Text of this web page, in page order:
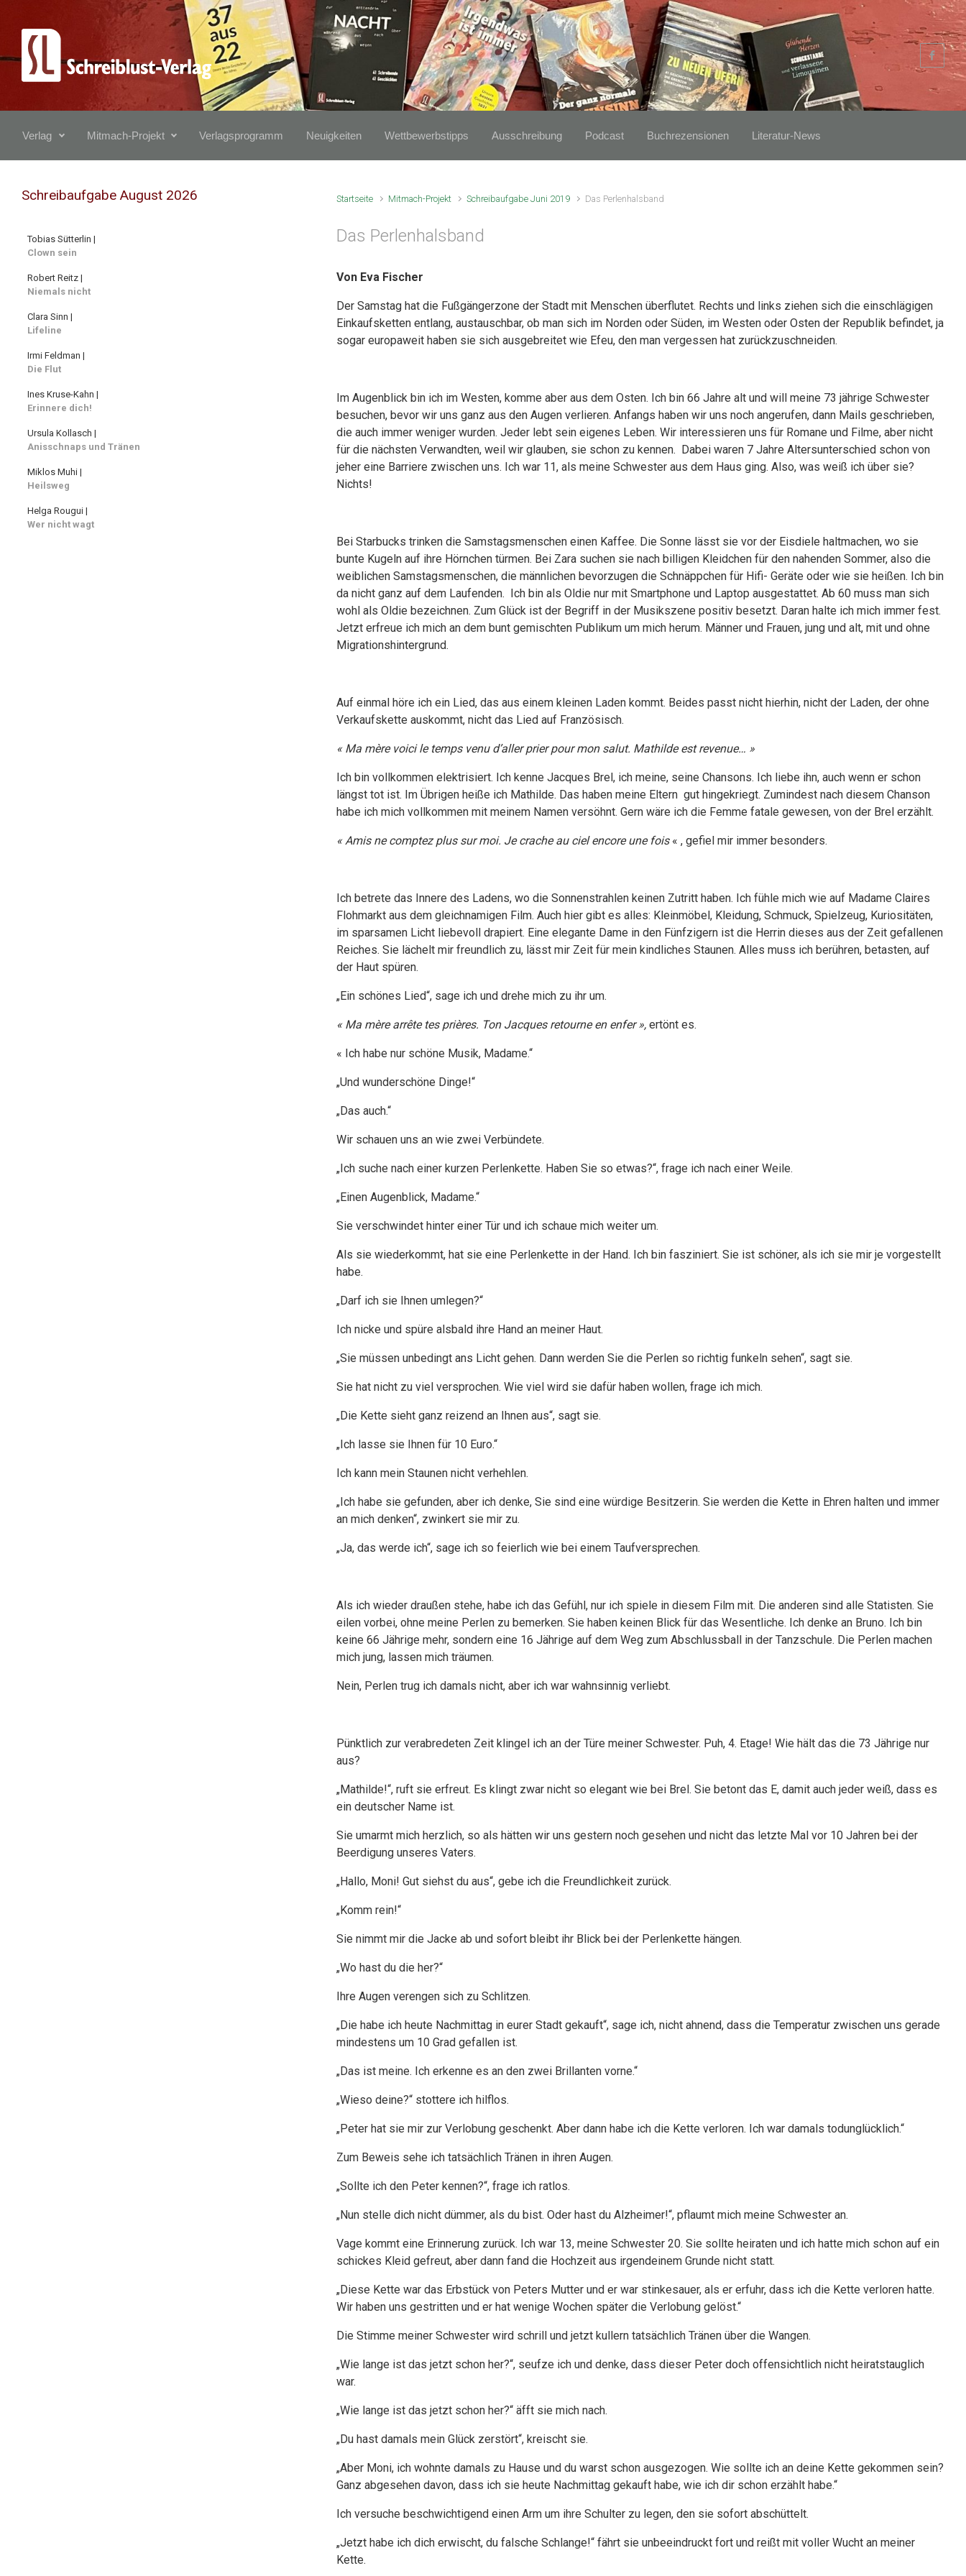
Zum Hauptinhalt springen
Verlag Mitmach-Projekt Verlagsprogramm Neuigkeiten Wettbewerbstipps Ausschreibung Podcast Buchrezensionen Literatur-News
Startseite Mitmach-Projekt Schreibaufgabe Juni 2019 Das Perlenhalsband
Das Perlenhalsband
Von Eva Fischer
Der Samstag hat die Fußgängerzone der Stadt mit Menschen überflutet. Rechts und links ziehen sich die einschlägigen
Einkaufsketten entlang, austauschbar, ob man sich im Norden oder Süden, im Westen oder Osten der Republik befindet, ja
sogar europaweit haben sie sich ausgebreitet wie Efeu, den man vergessen hat zurückzuschneiden.
Im Augenblick bin ich im Westen, komme aber aus dem Osten. Ich bin 66 Jahre alt und will meine 73 jährige Schwester
besuchen, bevor wir uns ganz aus den Augen verlieren. Anfangs haben wir uns noch angerufen, dann Mails geschrieben,
die auch immer weniger wurden. Jeder lebt sein eigenes Leben. Wir interessieren uns für Romane und Filme, aber nicht
für die nächsten Verwandten, weil wir glauben, sie schon zu kennen. Dabei waren 7 Jahre Altersunterschied schon von
jeher eine Barriere zwischen uns. Ich war 11, als meine Schwester aus dem Haus ging. Also, was weiß ich über sie?
Nichts!
Bei Starbucks trinken die Samstagsmenschen einen Kaffee. Die Sonne lässt sie vor der Eisdiele haltmachen, wo sie
bunte Kugeln auf ihre Hörnchen türmen. Bei Zara suchen sie nach billigen Kleidchen für den nahenden Sommer, also die
weiblichen Samstagsmenschen, die männlichen bevorzugen die Schnäppchen für Hifi- Geräte oder wie sie heißen. Ich bin
da nicht ganz auf dem Laufenden. Ich bin als Oldie nur mit Smartphone und Laptop ausgestattet. Ab 60 muss man sich
wohl als Oldie bezeichnen. Zum Glück ist der Begriff in der Musikszene positiv besetzt. Daran halte ich mich immer fest.
Jetzt erfreue ich mich an dem bunt gemischten Publikum um mich herum. Männer und Frauen, jung und alt, mit und ohne
Migrationshintergrund.
Auf einmal höre ich ein Lied, das aus einem kleinen Laden kommt. Beides passt nicht hierhin, nicht der Laden, der ohne
Verkaufskette auskommt, nicht das Lied auf Französisch.
« Ma mère voici le temps venu d’aller prier pour mon salut. Mathilde est revenue… »
Ich bin vollkommen elektrisiert. Ich kenne Jacques Brel, ich meine, seine Chansons. Ich liebe ihn, auch wenn er schon
längst tot ist. Im Übrigen heiße ich Mathilde. Das haben meine Eltern gut hingekriegt. Zumindest nach diesem Chanson
habe ich mich vollkommen mit meinem Namen versöhnt. Gern wäre ich die Femme fatale gewesen, von der Brel erzählt.
« Amis ne comptez plus sur moi. Je crache au ciel encore une fois« , gefiel mir immer besonders.
Ich betrete das Innere des Ladens, wo die Sonnenstrahlen keinen Zutritt haben. Ich fühle mich wie auf Madame Claires
Flohmarkt aus dem gleichnamigen Film. Auch hier gibt es alles: Kleinmöbel, Kleidung, Schmuck, Spielzeug, Kuriositäten,
im sparsamen Licht liebevoll drapiert. Eine elegante Dame in den Fünfzigern ist die Herrin dieses aus der Zeit gefallenen
Reiches. Sie lächelt mir freundlich zu, lässt mir Zeit für mein kindliches Staunen. Alles muss ich berühren, betasten, auf
der Haut spüren.
„Ein schönes Lied“, sage ich und drehe mich zu ihr um.
« Ma mère arrête tes prières. Ton Jacques retourne en enfer », ertönt es.
« Ich habe nur schöne Musik, Madame.“
„Und wunderschöne Dinge!“
„Das auch.“
Wir schauen uns an wie zwei Verbündete.
„Ich suche nach einer kurzen Perlenkette. Haben Sie so etwas?“, frage ich nach einer Weile.
„Einen Augenblick, Madame.“
Sie verschwindet hinter einer Tür und ich schaue mich weiter um.
Als sie wiederkommt, hat sie eine Perlenkette in der Hand. Ich bin fasziniert. Sie ist schöner, als ich sie mir je vorgestellt
habe.
„Darf ich sie Ihnen umlegen?“
Ich nicke und spüre alsbald ihre Hand an meiner Haut.
„Sie müssen unbedingt ans Licht gehen. Dann werden Sie die Perlen so richtig funkeln sehen“, sagt sie.
Sie hat nicht zu viel versprochen. Wie viel wird sie dafür haben wollen, frage ich mich.
„Die Kette sieht ganz reizend an Ihnen aus“, sagt sie.
„Ich lasse sie Ihnen für 10 Euro.“
Ich kann mein Staunen nicht verhehlen.
„Ich habe sie gefunden, aber ich denke, Sie sind eine würdige Besitzerin. Sie werden die Kette in Ehren halten und immer
an mich denken“, zwinkert sie mir zu.
„Ja, das werde ich“, sage ich so feierlich wie bei einem Taufversprechen.
Als ich wieder draußen stehe, habe ich das Gefühl, nur ich spiele in diesem Film mit. Die anderen sind alle Statisten. Sie
eilen vorbei, ohne meine Perlen zu bemerken. Sie haben keinen Blick für das Wesentliche. Ich denke an Bruno. Ich bin
keine 66 Jährige mehr, sondern eine 16 Jährige auf dem Weg zum Abschlussball in der Tanzschule. Die Perlen machen
mich jung, lassen mich träumen.
Nein, Perlen trug ich damals nicht, aber ich war wahnsinnig verliebt.
Pünktlich zur verabredeten Zeit klingel ich an der Türe meiner Schwester. Puh, 4. Etage! Wie hält das die 73 Jährige nur
aus?
„Mathilde!“, ruft sie erfreut. Es klingt zwar nicht so elegant wie bei Brel. Sie betont das E, damit auch jeder weiß, dass es
ein deutscher Name ist.
Sie umarmt mich herzlich, so als hätten wir uns gestern noch gesehen und nicht das letzte Mal vor 10 Jahren bei der
Beerdigung unseres Vaters.
„Hallo, Moni! Gut siehst du aus“, gebe ich die Freundlichkeit zurück.
„Komm rein!“
Sie nimmt mir die Jacke ab und sofort bleibt ihr Blick bei der Perlenkette hängen.
„Wo hast du die her?“
Ihre Augen verengen sich zu Schlitzen.
„Die habe ich heute Nachmittag in eurer Stadt gekauft“, sage ich, nicht ahnend, dass die Temperatur zwischen uns gerade
mindestens um 10 Grad gefallen ist.
„Das ist meine. Ich erkenne es an den zwei Brillanten vorne.“
„Wieso deine?“ stottere ich hilflos.
„Peter hat sie mir zur Verlobung geschenkt. Aber dann habe ich die Kette verloren. Ich war damals todunglücklich.“
Zum Beweis sehe ich tatsächlich Tränen in ihren Augen.
„Sollte ich den Peter kennen?“, frage ich ratlos.
„Nun stelle dich nicht dümmer, als du bist. Oder hast du Alzheimer!“, pflaumt mich meine Schwester an.
Vage kommt eine Erinnerung zurück. Ich war 13, meine Schwester 20. Sie sollte heiraten und ich hatte mich schon auf ein
schickes Kleid gefreut, aber dann fand die Hochzeit aus irgendeinem Grunde nicht statt.
„Diese Kette war das Erbstück von Peters Mutter und er war stinkesauer, als er erfuhr, dass ich die Kette verloren hatte.
Wir haben uns gestritten und er hat wenige Wochen später die Verlobung gelöst.“
Die Stimme meiner Schwester wird schrill und jetzt kullern tatsächlich Tränen über die Wangen.
„Wie lange ist das jetzt schon her?“, seufze ich und denke, dass dieser Peter doch offensichtlich nicht heiratstauglich
war.
„Wie lange ist das jetzt schon her?“ äfft sie mich nach.
„Du hast damals mein Glück zerstört“, kreischt sie.
„Aber Moni, ich wohnte damals zu Hause und du warst schon ausgezogen. Wie sollte ich an deine Kette gekommen sein?
Ganz abgesehen davon, dass ich sie heute Nachmittag gekauft habe, wie ich dir schon erzählt habe.“
Ich versuche beschwichtigend einen Arm um ihre Schulter zu legen, den sie sofort abschüttelt.
„Jetzt habe ich dich erwischt, du falsche Schlange!“ fährt sie unbeeindruckt fort und reißt mit voller Wucht an meiner
Kette.
Schreibaufgabe August 2026
Tobias Sütterlin |
Clown sein
Robert Reitz |
Niemals nicht
Clara Sinn |
Lifeline
Irmi Feldman |
Die Flut
Ines Kruse-Kahn |
Erinnere dich!
Ursula Kollasch |
Anisschnaps und Tränen
Miklos Muhi |
Heilsweg
Helga Rougui |
Wer nicht wagt